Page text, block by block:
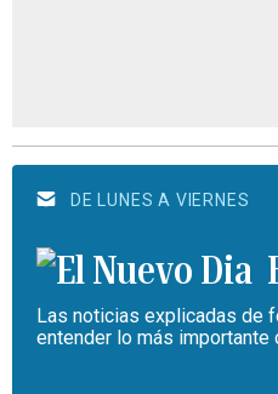
DE LUNES A VIERNES
Las noticias explicadas de
entender lo más importante